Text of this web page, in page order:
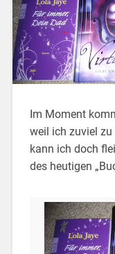
Im Moment
weil ich zuviel
kann ich doch
des heutigen